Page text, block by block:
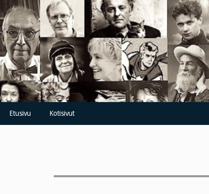
Skip
to
content
Etusivu Kotisivut